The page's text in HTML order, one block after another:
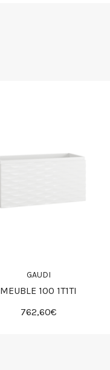
GAUDI
MEUBLE 100 1T1TI
762,60€